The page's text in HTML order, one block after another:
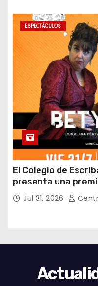
ESPECTÁCULOS
El Colegio de
presenta una
entrada gratuita y
Jul 31, 2026